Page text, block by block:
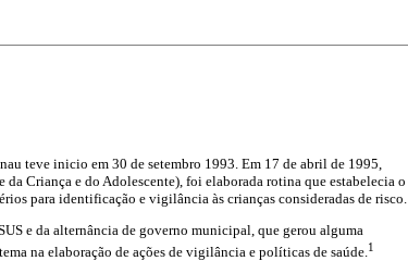
teve inicio em 30 de setembro 1993. Em 17 de abril de 1995,
Criança e do Adolescente), foi elaborada rotina que estabelecia o
para identificação e vigilância às crianças consideradas de risco.
e da alternância de governo municipal, que gerou alguma
na elaboração de ações de vigilância e políticas de saúde. 1